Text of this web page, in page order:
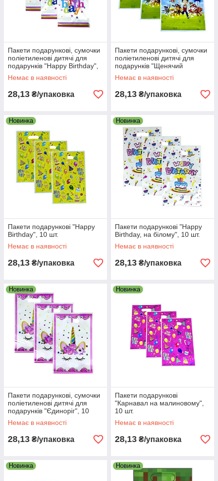
Пакети подарункові, сумочки
поліетиленові дитячі для
подарунків "Happy Birthday",
10 штук
Немає в наявності
28,13 ₴/упаковка
Пакети подарункові, сумочки
поліетиленові дитячі для
подарунків "Щенячий
патруль", 10 штук
Немає в наявності
28,13 ₴/упаковка
Новинка
Пакети подарункові "Happy
Birthday", 10 шт.
Немає в наявності
28,13 ₴/упаковка
Новинка
Пакети подарункові "Happy
Birthday, на білому", 10 шт.
Немає в наявності
28,13 ₴/упаковка
Новинка
Пакети подарункові, сумочки
поліетиленові дитячі для
подарунків "Єдиноріг", 10
штук
Немає в наявності
28,13 ₴/упаковка
Новинка
Пакети подарункові
"Карнавал на малиновому",
10 шт.
Немає в наявності
28,13 ₴/упаковка
Новинка Новинка